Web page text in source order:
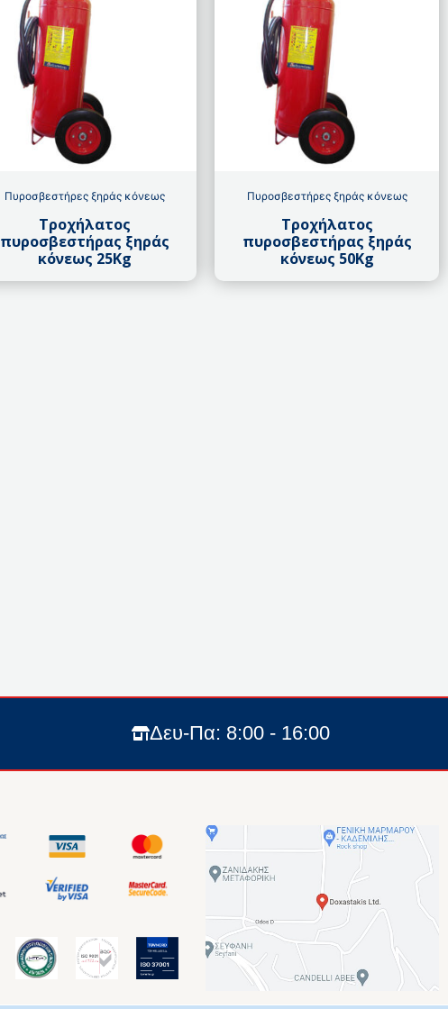
Πυροσβεστήρες ξηράς κόνεως
Τροχήλατος
πυροσβεστήρας ξηράς
κόνεως 25Kg
Πυροσβεστήρες ξηράς κόνεως
Τροχήλατος
πυροσβεστήρας ξηράς
κόνεως 50Kg
Δευ-Πα: 8:00 - 16:00